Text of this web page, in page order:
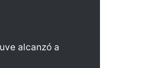
alcanzó a